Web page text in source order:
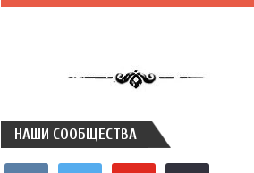
НАШИ СООБЩЕСТВА